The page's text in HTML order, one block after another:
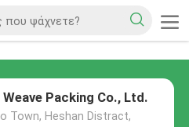
Weave Packing Co., Ltd.
Town, Heshan Distract,